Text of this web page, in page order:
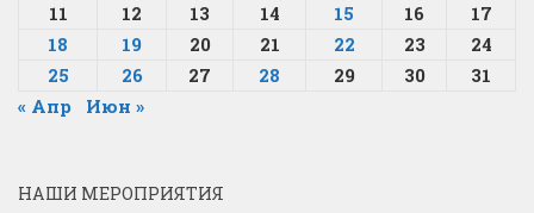
11
12 13 14 15 16
17
18
19 20 21 22 23
24
25
26 27 28 29 30
31
« Апр
Июн »
НАШИ МЕРОПРИЯТИЯ